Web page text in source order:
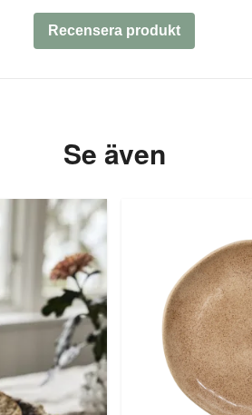
Recensera produkt
Se även